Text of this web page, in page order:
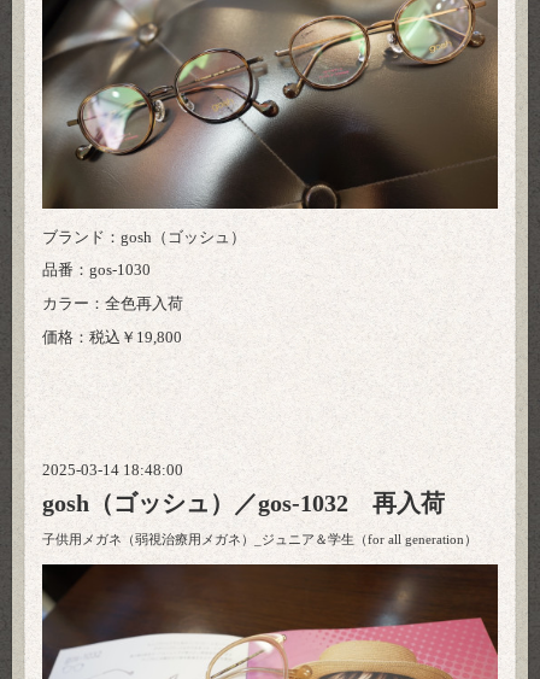
ブランド：gosh（ゴッシュ）
品番：gos-1030
カラー：全色再入荷
価格：税込￥19,800
2025-03-14 18:48:00
gosh（ゴッシュ）／gos-1032 再入荷
子供用メガネ（弱視治療用メガネ）_ジュニア＆学生（for all generation）